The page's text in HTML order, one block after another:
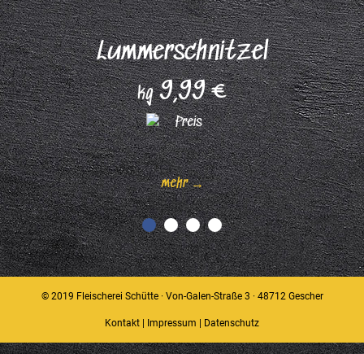
Lummerschnitzel
kg9,99 €
mehr →
© 2019 Fleischerei Schütte · Von-Galen-Straße 3 · 48712 Gescher
Kontakt | Impressum | Datenschutz